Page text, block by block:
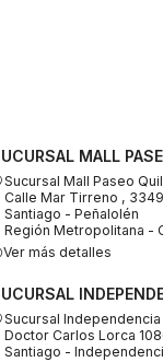
MALL
Sucursal Mall Paseo
Calle Mar Tirreno , 3349
Santiago - Peñalolén
Región Metropolitana -
Ver más detalles
Sucursal Independencia
Doctor Carlos Lorca
Santiago -